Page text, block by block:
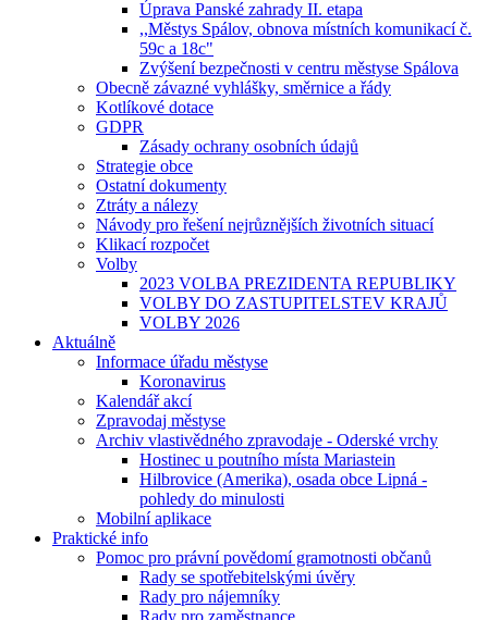
Úprava Panské zahrady II. etapa
,,Městys Spálov, obnova místních komunikací č.
59c a 18c"
Zvýšení bezpečnosti v centru městyse Spálova
Obecně závazné vyhlášky, směrnice a řády
Kotlíkové dotace
GDPR
Zásady ochrany osobních údajů
Strategie obce
Ostatní dokumenty
Ztráty a nálezy
Návody pro řešení nejrůznějších životních situací
Klikací rozpočet
Volby
2023 VOLBA PREZIDENTA REPUBLIKY
VOLBY DO ZASTUPITELSTEV KRAJŮ
VOLBY 2026
Aktuálně
Informace úřadu městyse
Koronavirus
Kalendář akcí
Zpravodaj městyse
Archiv vlastivědného zpravodaje - Oderské vrchy
Hostinec u poutního místa Mariastein
Hilbrovice (Amerika), osada obce Lipná -
pohledy do minulosti
Mobilní aplikace
Praktické info
Pomoc pro právní povědomí gramotnosti občanů
Rady se spotřebitelskými úvěry
Rady pro nájemníky
Rady pro zaměstnance